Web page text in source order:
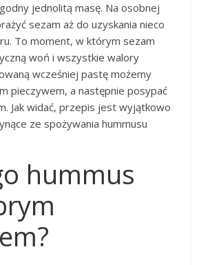
jednolitą masę. Na osobnej
sezam aż do uzyskania nieco
To moment, w którym sezam
woń i wszystkie walory
wcześniej pastę możemy
pieczywem, a następnie posypać
Jak widać, przepis jest wyjątkowo
ze spożywania hummusu
hummus